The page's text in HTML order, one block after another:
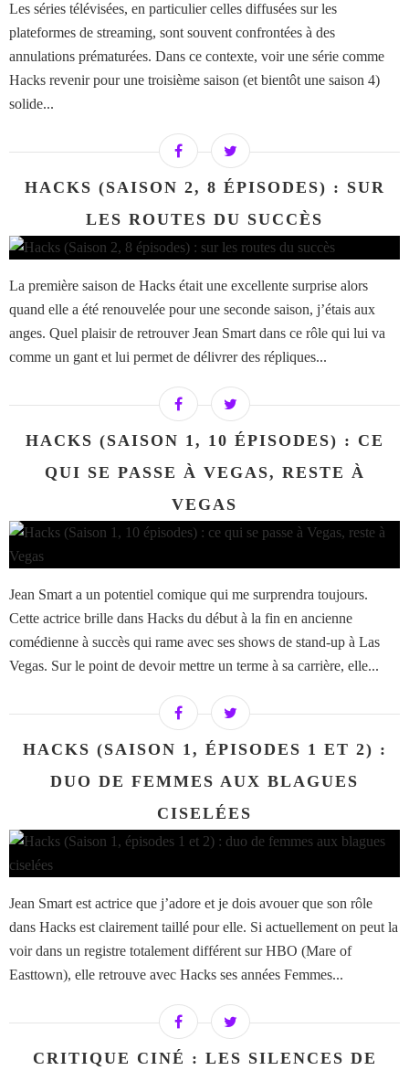
Les séries télévisées, en particulier celles diffusées sur les
plateformes de streaming, sont souvent confrontées à des
annulations prématurées. Dans ce contexte, voir une série comme
Hacks revenir pour une troisième saison (et bientôt une saison 4)
solide...
HACKS (SAISON 2, 8 ÉPISODES) : SUR
LES ROUTES DU SUCCÈS
La première saison de Hacks était une excellente surprise alors
quand elle a été renouvelée pour une seconde saison, j’étais aux
anges. Quel plaisir de retrouver Jean Smart dans ce rôle qui lui va
comme un gant et lui permet de délivrer des répliques...
HACKS (SAISON 1, 10 ÉPISODES) : CE
QUI SE PASSE À VEGAS, RESTE À
VEGAS
Jean Smart a un potentiel comique qui me surprendra toujours.
Cette actrice brille dans Hacks du début à la fin en ancienne
comédienne à succès qui rame avec ses shows de stand-up à Las
Vegas. Sur le point de devoir mettre un terme à sa carrière, elle...
HACKS (SAISON 1, ÉPISODES 1 ET 2) :
DUO DE FEMMES AUX BLAGUES
CISELÉES
Jean Smart est actrice que j’adore et je dois avouer que son rôle
dans Hacks est clairement taillé pour elle. Si actuellement on peut la
voir dans un registre totalement différent sur HBO (Mare of
Easttown), elle retrouve avec Hacks ses années Femmes...
CRITIQUE CINÉ : LES SILENCES DE